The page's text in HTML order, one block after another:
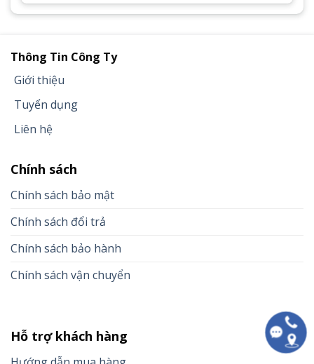
Thông Tin Công Ty
Giới thiệu
Tuyển dụng
Liên hệ
Chính sách
Chính sách bảo mật
Chính sách đổi trả
Chính sách bảo hành
Chính sách vận chuyển
Hỗ trợ khách hàng